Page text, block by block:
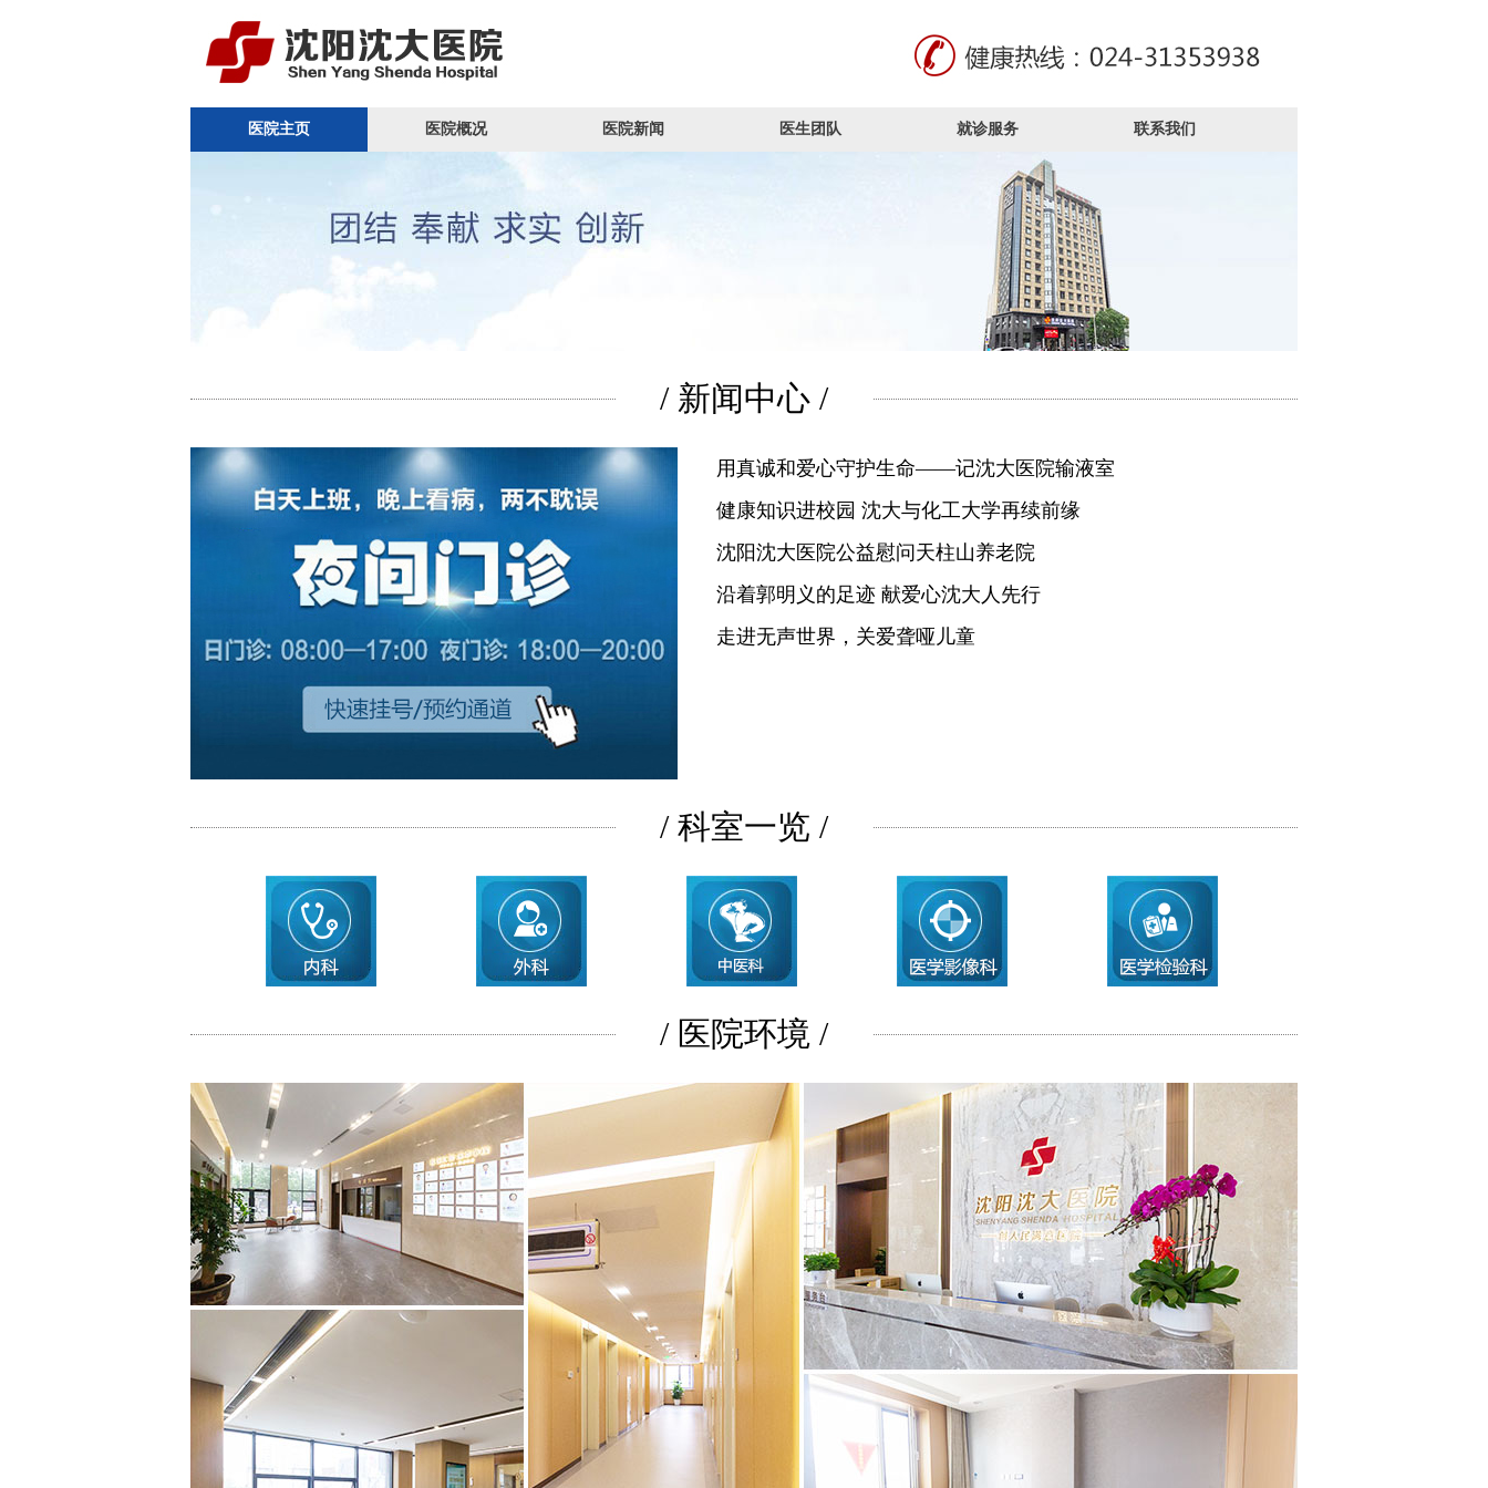
医院主页 医院概况 医院新闻 医生团队 就诊服务 联系我们
/ 新闻中心 /
用真诚和爱心守护生命——记沈大医院输液室
健康知识进校园 沈大与化工大学再续前缘
沈阳沈大医院公益慰问天柱山养老院
沿着郭明义的足迹 献爱心沈大人先行
走进无声世界，关爱聋哑儿童
/ 科室一览 /
/ 医院环境 /